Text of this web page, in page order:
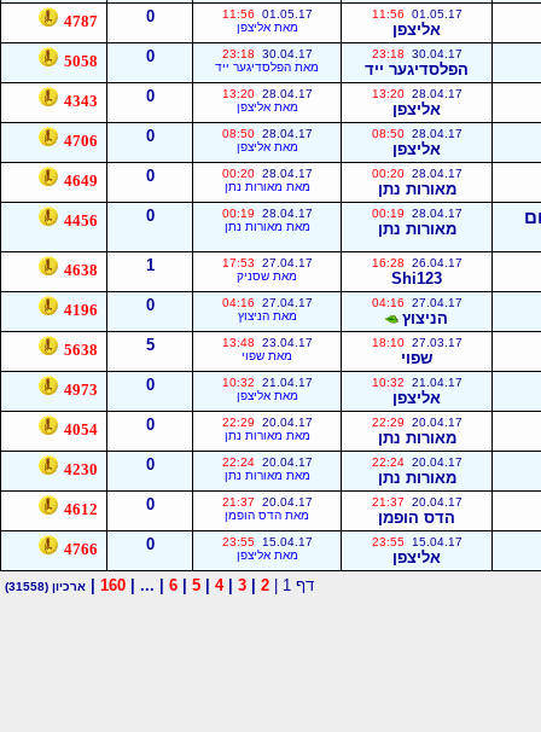
01.05.17
11:56
אליצפן
01.05.17
11:56
מאת אליצפן
0
4787
30.04.17
23:18
הפלסדיגער ייד
30.04.17
23:18
מאת הפלסדיגער ייד
0
5058
28.04.17
13:20
אליצפן
28.04.17
13:20
מאת אליצפן
0
4343
28.04.17
08:50
אליצפן
28.04.17
08:50
מאת אליצפן
0
4706
28.04.17
00:20
מאורות נתן
28.04.17
00:20
מאת מאורות נתן
0
4649
28.04.17
00:19
מאורות נתן
28.04.17
00:19
מאת מאורות נתן
0
4456
26.04.17
16:28
Shi123
27.04.17
17:53
מאת שסניק
1
4638
27.04.17
04:16
הניצוץ
27.04.17
04:16
מאת הניצוץ
0
4196
27.03.17
18:10
שפוי
23.04.17
13:48
מאת שפוי
5
5638
21.04.17
10:32
אליצפן
21.04.17
10:32
מאת אליצפן
0
4973
20.04.17
22:29
מאורות נתן
20.04.17
22:29
מאת מאורות נתן
0
4054
20.04.17
22:24
מאורות נתן
20.04.17
22:24
מאת מאורות נתן
0
4230
20.04.17
21:37
הדס הופמן
20.04.17
21:37
מאת הדס הופמן
0
4612
15.04.17
23:55
אליצפן
15.04.17
23:55
מאת אליצפן
0
4766
דף 1 |
2
3
|
4
5
6
| ... |
160 ארכיון (31558)